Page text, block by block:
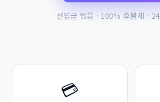
선입금 없음 · 100% 후불제 ·
💳